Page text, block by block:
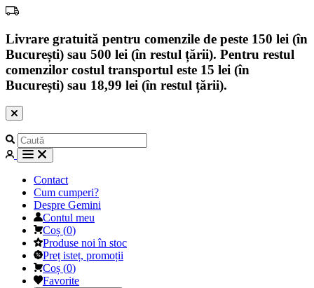
Livrare gratuită pentru comenzile de peste 150 lei (în
București) sau 500 lei (în restul țării). Pentru restul
comenzilor costul transportul este 15 lei (în
București) sau 18,99 lei (în restul țării).
Contact
Cum cumperi?
Despre Gemini
Contul meu
Coș (0)
Produse noi în stoc
Preț isteț, promoții
Coș (0)
Favorite